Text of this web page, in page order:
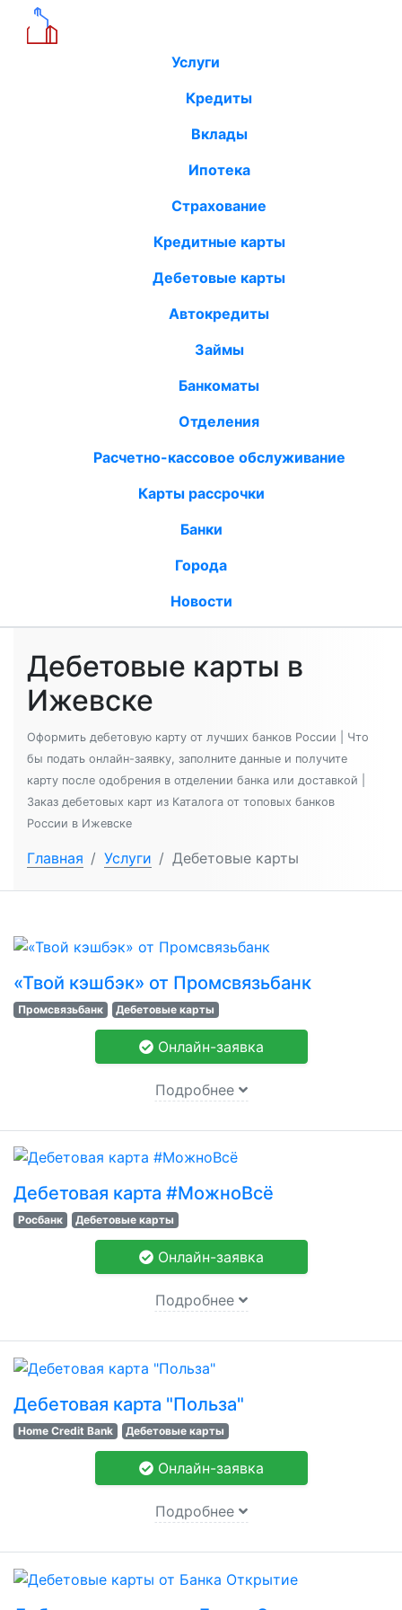
Услуги
Кредиты
Вклады
Ипотека
Страхование
Кредитные карты
Дебетовые карты
Автокредиты
Займы
Банкоматы
Отделения
Расчетно-кассовое обслуживание
Карты рассрочки
Банки
Города
Новости
Дебетовые карты в
Ижевске
Оформить дебетовую карту от лучших банков России | Что
бы подать онлайн-заявку, заполните данные и получите
карту после одобрения в отделении банка или доставкой |
Заказ дебетовых карт из Каталога от топовых банков
России в Ижевске
Главная / Услуги / Дебетовые карты
«Твой кэшбэк» от Промсвязьбанк
Промсвязьбанк Дебетовые карты
Онлайн-заявка
Подробнее
Дебетовая карта #МожноВсё
Росбанк Дебетовые карты
Онлайн-заявка
Подробнее
Дебетовая карта "Польза"
Home Credit Bank Дебетовые карты
Онлайн-заявка
Подробнее